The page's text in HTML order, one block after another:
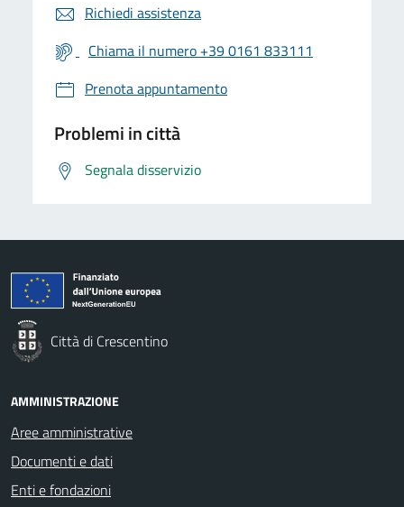
Richiedi assistenza
Chiama il numero +39 0161 833111
Prenota appuntamento
Problemi in città
Segnala disservizio
Città di Crescentino
AMMINISTRAZIONE
Aree amministrative
Documenti e dati
Enti e fondazioni